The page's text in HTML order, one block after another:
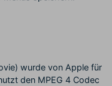
wurde von Apple für
den MPEG 4 Codec